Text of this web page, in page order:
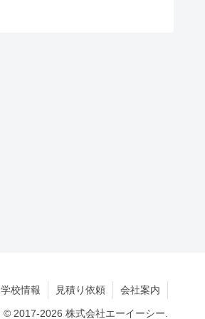
学校情報 見積り依頼 会社案内
© 2017-2026 株式会社エーイーシー.